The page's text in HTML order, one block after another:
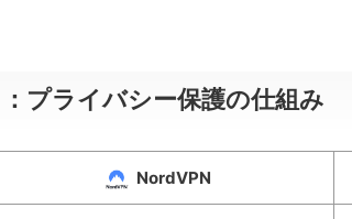
プライバシー保護の仕組み
NordVPN